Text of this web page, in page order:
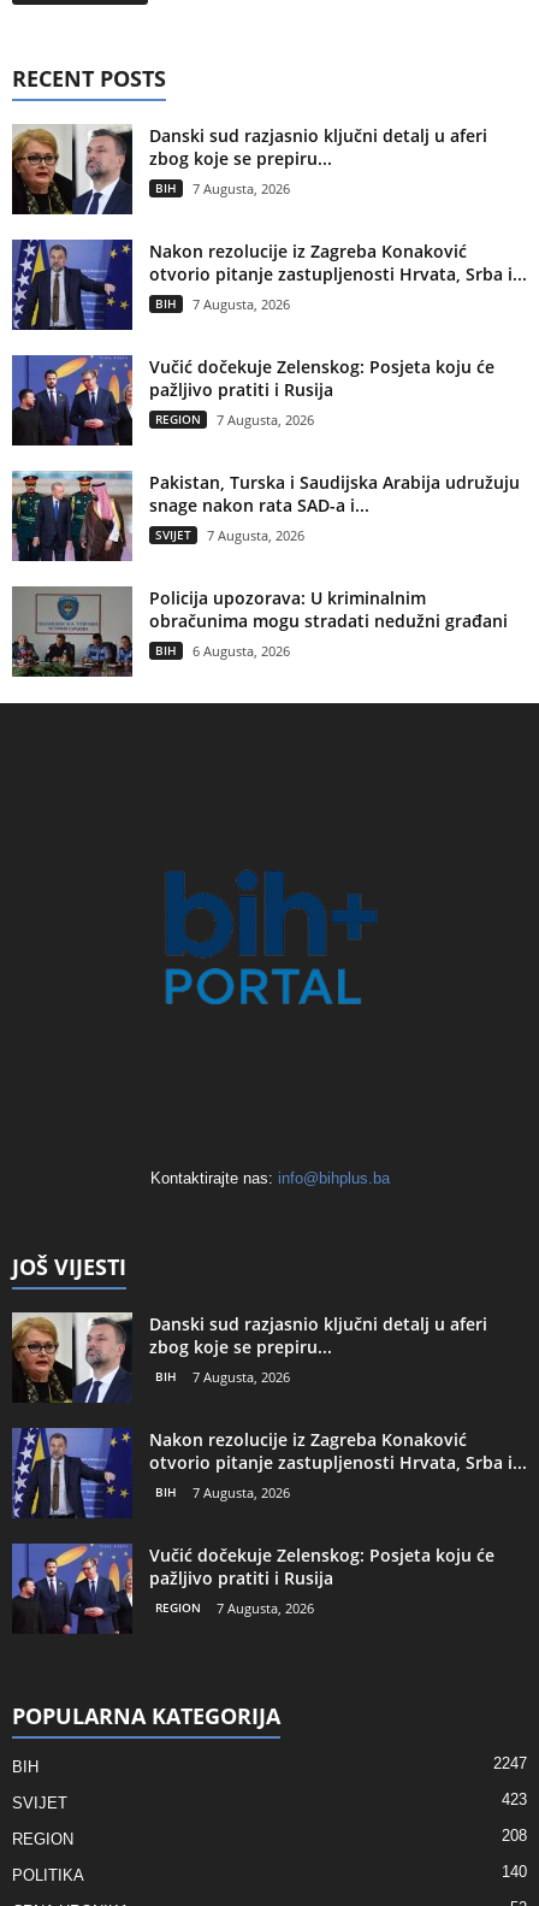
RECENT POSTS
Danski sud razjasnio ključni detalj u aferi
zbog koje se prepiru...
BIH 7 Augusta, 2026
Nakon rezolucije iz Zagreba Konaković
otvorio pitanje zastupljenosti Hrvata, Srba i...
BIH 7 Augusta, 2026
Vučić dočekuje Zelenskog: Posjeta koju će
pažljivo pratiti i Rusija
REGION 7 Augusta, 2026
Pakistan, Turska i Saudijska Arabija udružuju
snage nakon rata SAD-a i...
SVIJET 7 Augusta, 2026
Policija upozorava: U kriminalnim
obračunima mogu stradati nedužni građani
BIH 6 Augusta, 2026
Kontaktirajte nas: info@bihplus.ba
JOŠ VIJESTI
Danski sud razjasnio ključni detalj u aferi
zbog koje se prepiru...
BIH 7 Augusta, 2026
Nakon rezolucije iz Zagreba Konaković
otvorio pitanje zastupljenosti Hrvata, Srba i...
BIH 7 Augusta, 2026
Vučić dočekuje Zelenskog: Posjeta koju će
pažljivo pratiti i Rusija
REGION 7 Augusta, 2026
POPULARNA KATEGORIJA
BIH 2247
SVIJET 423
REGION 208
POLITIKA 140